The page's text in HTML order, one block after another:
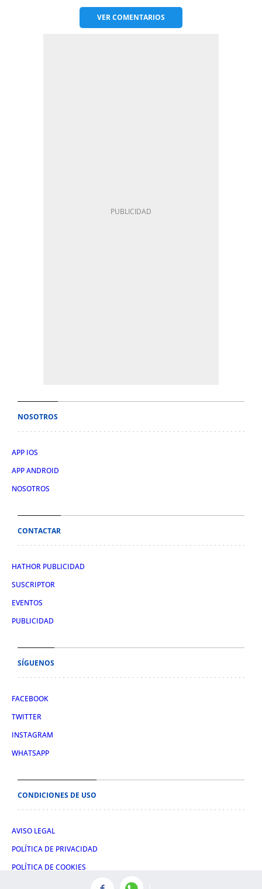
VERCOMENTARIOS
NOSOTROS
APP IOS
APP ANDROID
NOSOTROS
CONTACTAR
HATHOR PUBLICIDAD
SUSCRIPTOR
EVENTOS
PUBLICIDAD
SÍGUENOS
FACEBOOK
TWITTER
INSTAGRAM
WHATSAPP
CONDICIONES DE USO
AVISO LEGAL
POLÍTICA DE PRIVACIDAD
POLÍTICA DE COOKIES
CONDICIONES DE COMPRA